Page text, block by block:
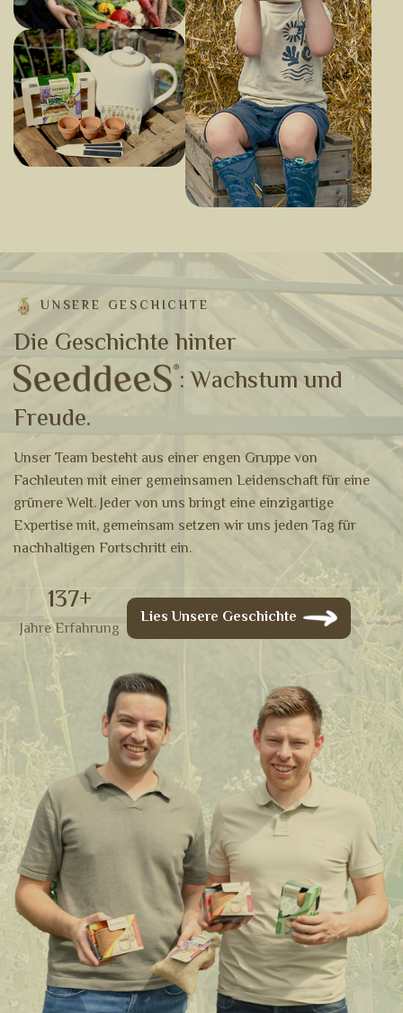
UNSERE GESCHICHTE
Die Geschichte hinter
: Wachstum und
Freude.
Unser Team besteht aus einer engen Gruppe von
Fachleuten mit einer gemeinsamen Leidenschaft für eine
grünere Welt. Jeder von uns bringt eine einzigartige
Expertise mit, gemeinsam setzen wir uns jeden Tag für
nachhaltigen Fortschritt ein.
137+
Jahre Erfahrung
Lies Unsere Geschichte